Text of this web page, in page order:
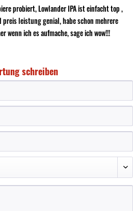
probiert, Lowlander IPA ist einfacht top ,
preis leistung genial, habe schon mehrere
wenn ich es aufmache, sage ich wow!!!
schreiben